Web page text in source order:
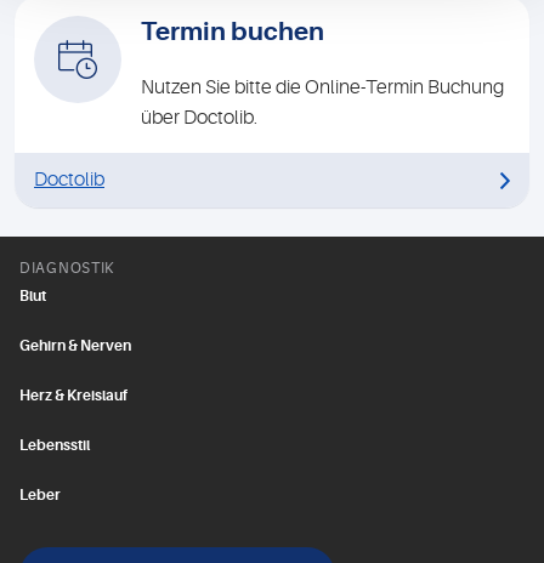
Termin buchen
Nutzen Sie bitte die Online-Termin Buchung
über Doctolib.
Doctolib
DIAGNOSTIK
Blut
Gehirn & Nerven
Herz & Kreislauf
Lebensstil
Leber